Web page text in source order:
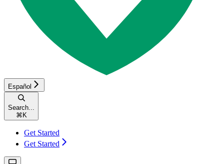
Español
Search...
⌘ K
Get Started
Get Started